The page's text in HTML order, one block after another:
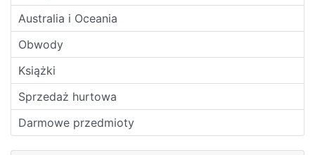
Australia i Oceania
Obwody
Książki
Sprzedaż hurtowa
Darmowe przedmioty